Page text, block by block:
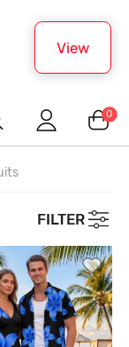
View
0
FILTER